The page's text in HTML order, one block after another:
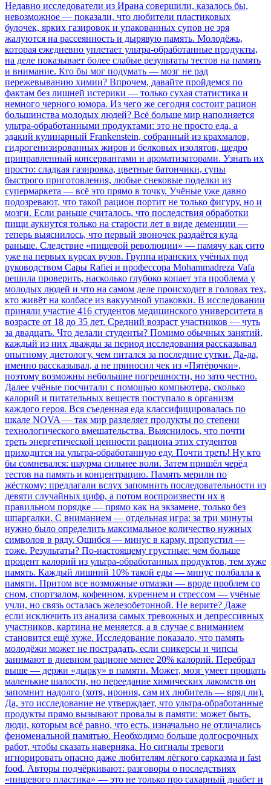
Недавно исследователи из Ирана совершили, казалось бы,
невозможное — показали, что любители пластиковых
булочек, ярких газировок и упакованных супов не зря
жалуются на рассеянность и дырявую память. Молодёжь,
которая ежедневно уплетает ультра-обработанные продукты,
на деле показывает более слабые результаты тестов на память
и внимание. Кто бы мог подумать — мозг не рад
пережевыванию химии? Впрочем, давайте пройдемся по
фактам без лишней истерики — только сухая статистика и
немного черного юмора. Из чего же сегодня состоит рацион
большинства молодых людей? Всё больше мир наполняется
ультра-обработанными продуктами: это не просто еда, а
эдакий кулинарный Frankenstein, собранный из крахмалов,
гидрогенизированных жиров и белковых изолятов, щедро
приправленный консервантами и ароматизаторами. Узнать их
просто: сладкая газировка, цветные батончики, супы
быстрого приготовления, любые снековые поделки из
супермаркета — всё это прямо в точку. Учёные уже давно
подозревают, что такой рацион портит не только фигуру, но и
мозги. Если раньше считалось, что последствия обработки
пищи аукнутся только на старости лет в виде деменции —
теперь выяснилось, что первый звоночек раздаётся куда
раньше. Следствие «пищевой революции» — памячу как сито
уже на первых курсах вузов. Группа иранских учёных под
руководством Сары Rafiei и профессора Mohammadreza Vafa
решила проверить, насколько глубоко копает эта проблема у
молодых людей и что на самом деле происходит в головах тех,
кто живёт на колбасе из вакуумной упаковки. В исследовании
приняли участие 416 студентов медицинского университета в
возрасте от 18 до 35 лет. Средний возраст участников — чуть
за двадцать. Что делали студенты? Помимо обычных занятий,
каждый из них дважды за период исследования рассказывал
опытному диетологу, чем питался за последние сутки. Да-да,
именно рассказывал, а не приносил чек из «Пятёрочки»,
поэтому возможны небольшие погрешности, но зато честно.
Далее учёные посчитали с помощью компьютера, сколько
калорий и питательных веществ поступало в организм
каждого героя. Вся съеденная еда классифицировалась по
шкале NOVA — так мир разделяет продукты по степени
технологического вмешательства. Выяснилось, что почти
треть энергетической ценности рациона этих студентов
приходится на ультра-обработанную еду. Почти треть! Ну кто
бы сомневался: шаурма сильнее воли. Затем пришёл черёд
тестов на память и концентрацию. Память мерили по
жёсткому: предлагали вслух запомнить последовательности из
девяти случайных цифр, а потом воспроизвести их в
правильном порядке — прямо как на экзамене, только без
шпаргалки. С вниманием — отдельная игра: за три минуты
нужно было определить максимальное количество нужных
символов в ряду. Ошибся — минус в карму, пропустил —
тоже. Результаты? По-настоящему грустные: чем больше
процент калорий из ультра-обработанных продуктов, тем хуже
память. Каждый лишний 10% такой еды — минус полбалла к
памяти. Притом все возможные отмазки — вроде проблем со
сном, спортзалом, кофеином, курением и стрессом — учёные
учли, но связь осталась железобетонной. Не верите? Даже
если исключить из анализа самых тревожных и депрессивных
участников, картина не меняется, а в случае с вниманием
становится ещё хуже. Исследование показало, что память
молодёжи может не пострадать, если сникерсы и чипсы
занимают в дневном рационе менее 20% калорий. Перебрал
выше — держи «дырку» в памяти. Может, мозг умеет прощать
маленькие шалости, но переедание химических лакомств он
запомнит надолго (хотя, ирония, сам их любитель — вряд ли).
Да, это исследование не утверждает, что ультра-обработанные
продукты прямо вызывают провалы в памяти: может быть,
люди, которым всё равно, что есть, изначально не отличались
феноменальной памятью. Необходимо больше долгосрочных
работ, чтобы сказать наверняка. Но сигналы тревоги
игнорировать опасно даже любителям лёгкого сарказма и fast
food. Авторы подчёркивают: разговоры о последствиях
«пищевого пластика» — это не только про сахарный диабет и